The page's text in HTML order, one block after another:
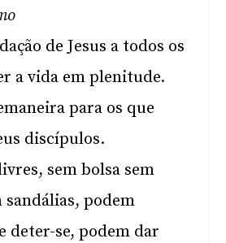
de Jesus a todos os
a vida em plenitude.
para os que
discípulos.
sem bolsa sem
sandálias, podem
deter-se, podem dar